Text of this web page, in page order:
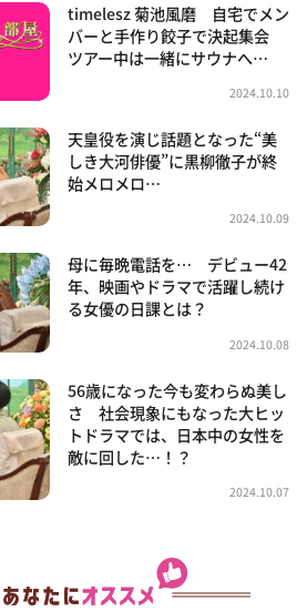
timelesz 菊池風磨 自宅でメン
バーと手作り餃子で決起集会
ツアー中は一緒にサウナへ…
2024.10.10
天皇役を演じ話題となった“美
しき大河俳優”に黒柳徹子が終
始メロメロ…
2024.10.09
母に毎晩電話を… デビュー42
年、映画やドラマで活躍し続け
る女優の日課とは？
2024.10.08
56歳になった今も変わらぬ美し
さ 社会現象にもなった大ヒッ
トドラマでは、日本中の女性を
敵に回した…！？
2024.10.07